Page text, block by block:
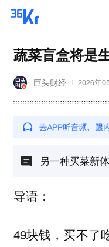
蔬菜盲盒将是
巨头财经 2026年
另一种买菜新
导语：
49块钱，买不了